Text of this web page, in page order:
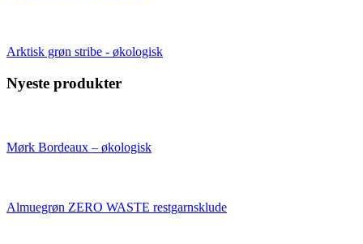
Arktisk grøn stribe - økologisk
Nyeste produkter
Mørk Bordeaux – økologisk
Almuegrøn ZERO WASTE restgarnsklude